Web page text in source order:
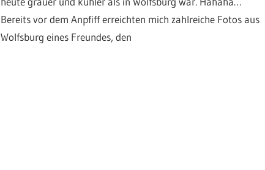
Bereits vor dem Anpfiff erreichten mich zahlreiche Fotos aus
Wolfsburg eines Freundes, den